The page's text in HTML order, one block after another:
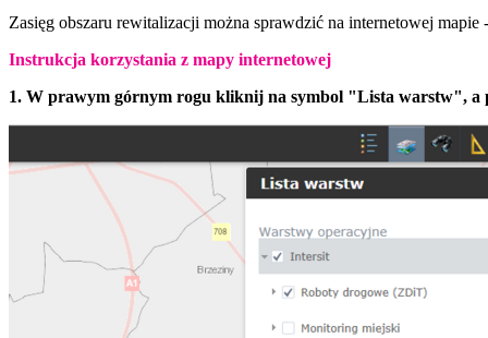
Zasięg obszaru rewitalizacji można sprawdzić na internetowej mapie
Instrukcja korzystania z mapy internetowej
1. W prawym górnym rogu kliknij na symbol "Lista warstw",